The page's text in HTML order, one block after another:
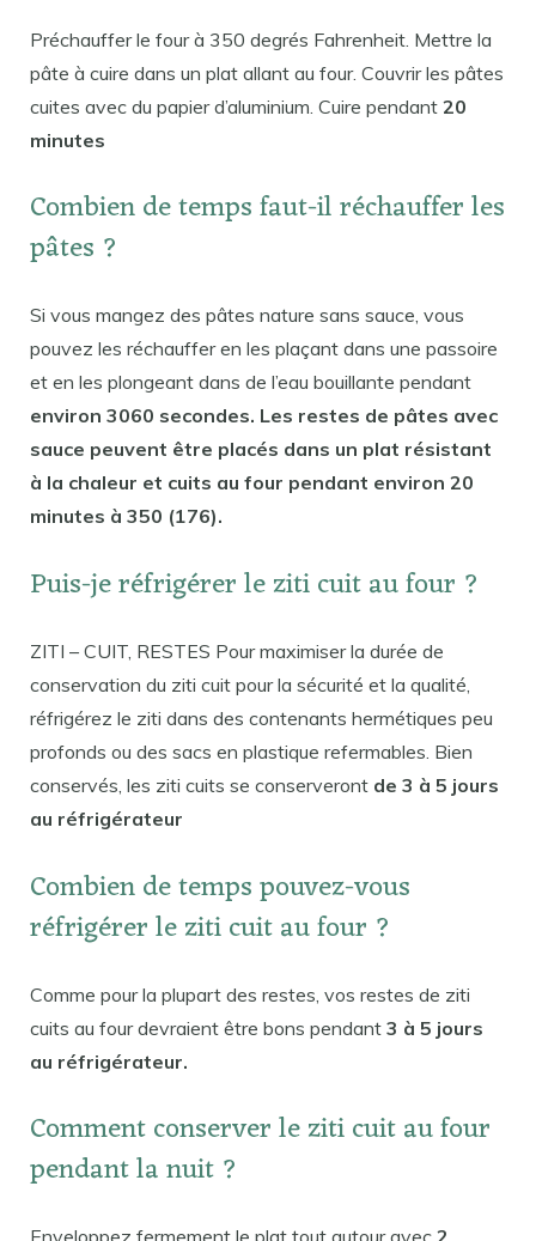
Préchauffer le four à 350 degrés Fahrenheit. Mettre la
pâte à cuire dans un plat allant au four. Couvrir les pâtes
cuites avec du papier d’aluminium. Cuire pendant 20
minutes
Combien de temps faut-il réchauffer les
pâtes ?
Si vous mangez des pâtes nature sans sauce, vous
pouvez les réchauffer en les plaçant dans une passoire
et en les plongeant dans de l’eau bouillante pendant
environ 3060 secondes. Les restes de pâtes avec
sauce peuvent être placés dans un plat résistant
à la chaleur et cuits au four pendant environ 20
minutes à 350 (176).
Puis-je réfrigérer le ziti cuit au four ?
ZITI – CUIT, RESTES Pour maximiser la durée de
conservation du ziti cuit pour la sécurité et la qualité,
réfrigérez le ziti dans des contenants hermétiques peu
profonds ou des sacs en plastique refermables. Bien
conservés, les ziti cuits se conserveront de 3 à 5 jours
au réfrigérateur
Combien de temps pouvez-vous
réfrigérer le ziti cuit au four ?
Comme pour la plupart des restes, vos restes de ziti
cuits au four devraient être bons pendant 3 à 5 jours
au réfrigérateur.
Comment conserver le ziti cuit au four
pendant la nuit ?